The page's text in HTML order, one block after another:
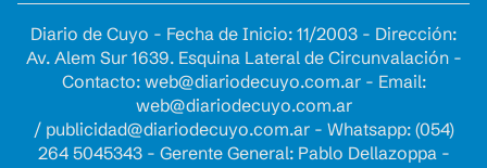
Diario de Cuyo - Fecha de Inicio: 11/2003 - Dirección:
Av. Alem Sur 1639. Esquina Lateral de Circunvalación -
Contacto: web@diariodecuyo.com.ar- Email:
web@diariodecuyo.com.ar
/ publicidad@diariodecuyo.com.ar- Whatsapp: (054)
264 5045343 - Gerente General: Pablo Dellazoppa -